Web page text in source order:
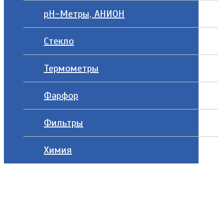
рН-Метры, АНИОН
Стекло
Термометры
Фарфор
Фильтры
Химия